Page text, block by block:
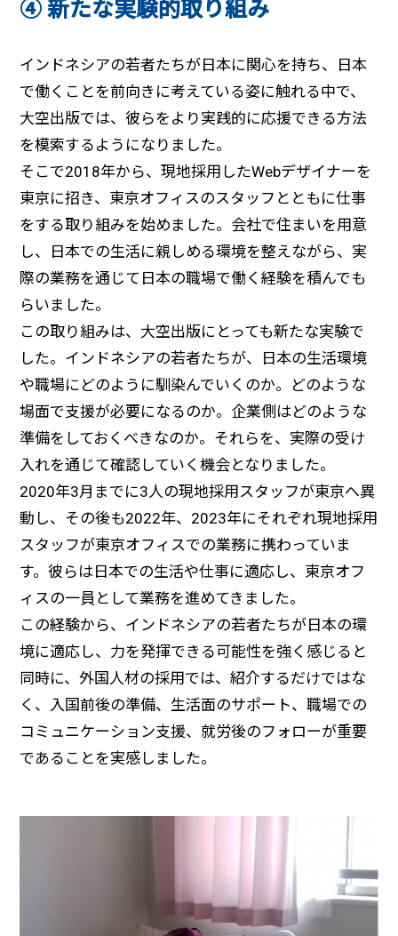
④ 新たな実験的取り組み
インドネシアの若者たちが日本に関心を持ち、日本
で働くことを前向きに考えている姿に触れる中で、
大空出版では、彼らをより実践的に応援できる方法
を模索するようになりました。
そこで2018年から、現地採用したWebデザイナーを
東京に招き、東京オフィスのスタッフとともに仕事
をする取り組みを始めました。会社で住まいを用意
し、日本での生活に親しめる環境を整えながら、実
際の業務を通じて日本の職場で働く経験を積んでも
らいました。
この取り組みは、大空出版にとっても新たな実験で
した。インドネシアの若者たちが、日本の生活環境
や職場にどのように馴染んでいくのか。どのような
場面で支援が必要になるのか。企業側はどのような
準備をしておくべきなのか。それらを、実際の受け
入れを通じて確認していく機会となりました。
2020年3月までに3人の現地採用スタッフが東京へ異
動し、その後も2022年、2023年にそれぞれ現地採用
スタッフが東京オフィスでの業務に携わっていま
す。彼らは日本での生活や仕事に適応し、東京オフ
ィスの一員として業務を進めてきました。
この経験から、インドネシアの若者たちが日本の環
境に適応し、力を発揮できる可能性を強く感じると
同時に、外国人材の採用では、紹介するだけではな
く、入国前後の準備、生活面のサポート、職場での
コミュニケーション支援、就労後のフォローが重要
であることを実感しました。